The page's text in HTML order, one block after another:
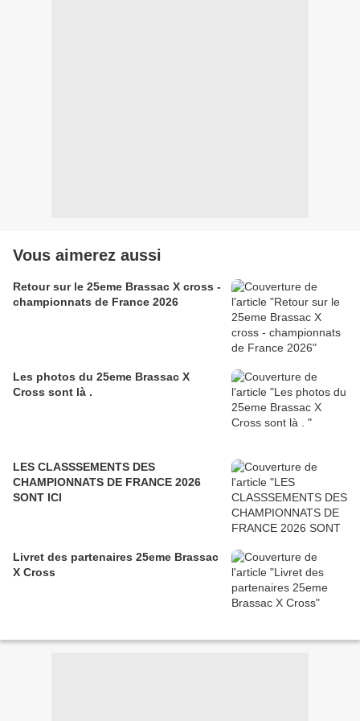
Vous aimerez aussi
Retour sur le 25eme Brassac X cross -
championnats de France 2026
Les photos du 25eme Brassac X
Cross sont là .
LES CLASSSEMENTS DES
CHAMPIONNATS DE FRANCE 2026
SONT ICI
Livret des partenaires 25eme Brassac
X Cross